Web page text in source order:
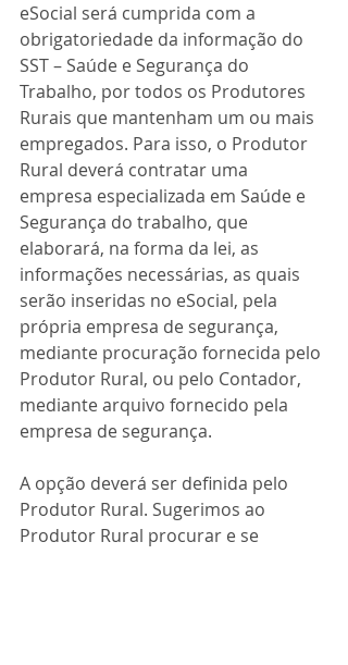
eSocial será cumprida com a
obrigatoriedade da informação do
SST – Saúde e Segurança do
Trabalho, por todos os Produtores
Rurais que mantenham um ou mais
empregados. Para isso, o Produtor
Rural deverá contratar uma
empresa especializada em Saúde e
Segurança do trabalho, que
elaborará, na forma da lei, as
informações necessárias, as quais
serão inseridas no eSocial, pela
própria empresa de segurança,
mediante procuração fornecida pelo
Produtor Rural, ou pelo Contador,
mediante arquivo fornecido pela
empresa de segurança.
A opção deverá ser definida pelo
Produtor Rural. Sugerimos ao
Produtor Rural procurar e se